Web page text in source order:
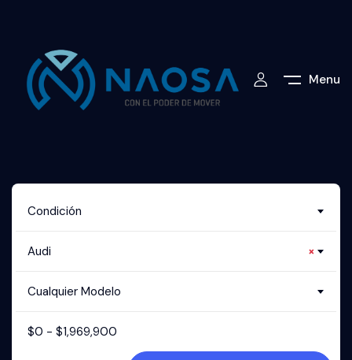
Menu
Condición
×
Audi
Cualquier Modelo
$0 - $1,969,900